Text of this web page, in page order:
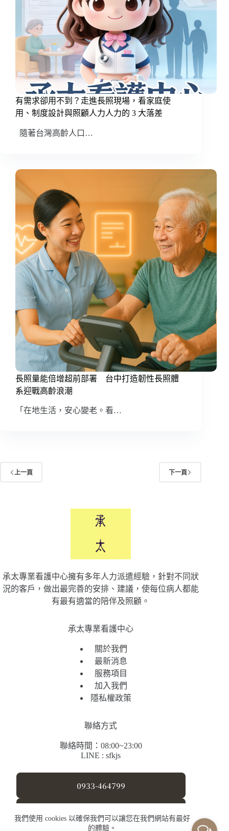
我們使用 cookies 以確保我們可以讓您在我們網站有最好
的體驗。
有需求卻用不到？走進長照現場，看家庭使
用、制度設計與照顧人力人力的 3 大落差
隨著台灣高齡人口…
長照量能倍增超前部署 台中打造韌性長照體
系迎戰高齡浪潮
「在地生活，安心變老。看…
上一頁 下一頁
承太專業看護中心擁有多年人力派遣經驗，針對不同狀
況的客戶，做出最完善的安排、建議，使每位病人都能
有最有適當的陪伴及照顧。
承太專業看護中心
關於我們
最新消息
服務項目
加入我們
隱私權政策
聯絡方式
聯絡時間：08:00~23:00
LINE : sfkjs
0933-464799